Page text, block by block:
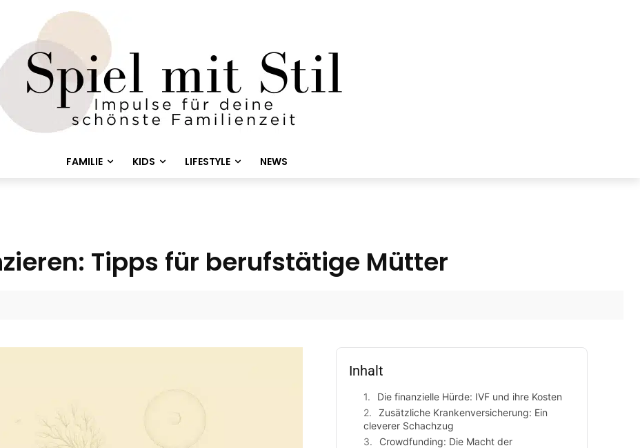
FAMILIE KIDS LIFESTYLE NEWS
Tipps für berufstätige Mütter
Inhalt
Die finanzielle Hürde: IVF und ihre Kosten
Zusätzliche Krankenversicherung: Ein
cleverer Schachzug
Crowdfunding: Die Macht der